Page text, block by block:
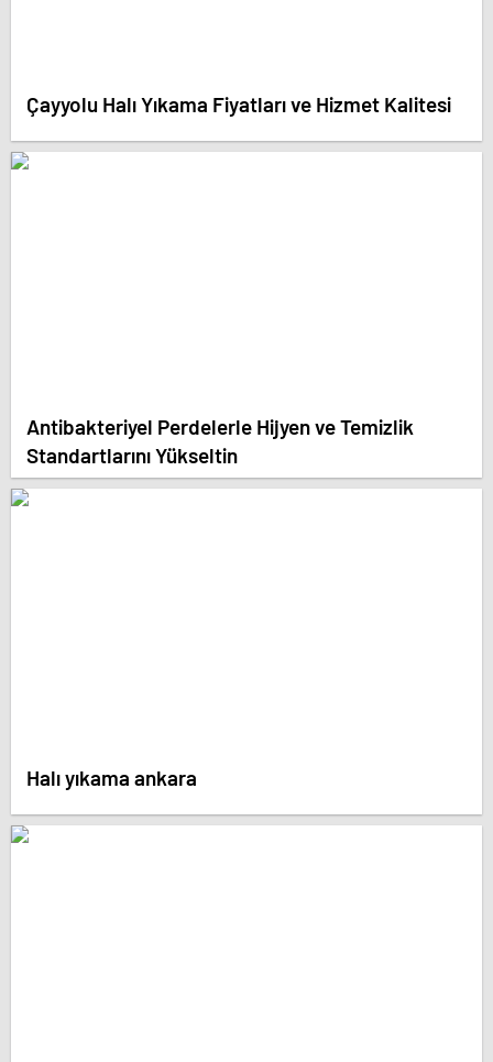
Çayyolu Halı Yıkama Fiyatları ve Hizmet Kalitesi
Antibakteriyel Perdelerle Hijyen ve Temizlik
Standartlarını Yükseltin
Halı yıkama ankara